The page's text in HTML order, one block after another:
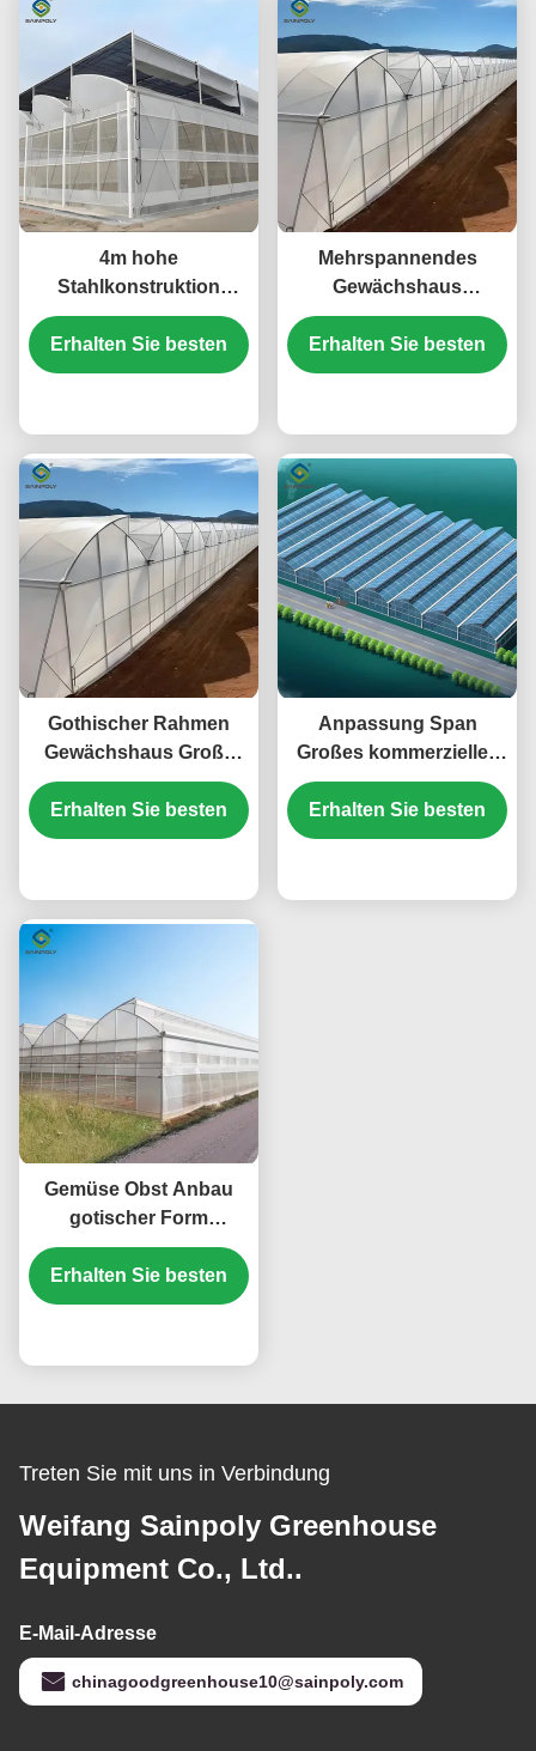
4m hohe
Stahlkonstruktion
Gewächshaus gotischer
Typ Einfache
Installation
Erhalten Sie besten
Mehrspannendes
Gewächshaus
Vollhydroponisches Nft
Gewächshaus 6,0 bis
12,0 m Spannweite
Erhalten Sie besten
Gothischer Rahmen
Gewächshaus Große
Größe
Landwirtschaftliche
Mehrfachspannung
Gewächshaus
Erhalten Sie besten
Anpassung Span
Großes kommerzielles
Gewächshaus mit
einem einzigen PE-
Schichtrahmen 4m
Erhalten Sie besten
Gemüse Obst Anbau
gotischer Form
Gewächshaus PO PEP
Kunststofffolie
Erhalten Sie besten
Treten Sie mit uns in Verbindung
Weifang Sainpoly Greenhouse
Equipment Co., Ltd..
E-Mail-Adresse
chinagoodgreenhouse10@sainpoly.com